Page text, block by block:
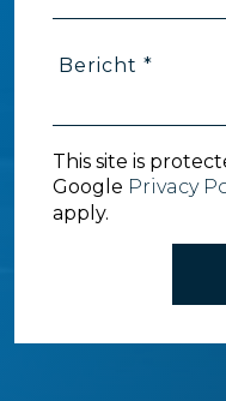
Bericht *
This site is
Google Privacy
apply.